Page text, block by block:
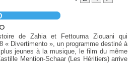
de Zahia et Fettouma Ziouani qui
« Divertimento », un programme destiné à
jeunes à la musique, le film du même
Mention-Schaar (Les Héritiers) arrive